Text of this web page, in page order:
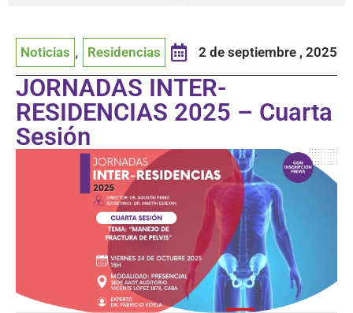
Noticias , Residencias 2 de septiembre , 2025
JORNADAS INTER-
RESIDENCIAS 2025 – Cuarta
Sesión